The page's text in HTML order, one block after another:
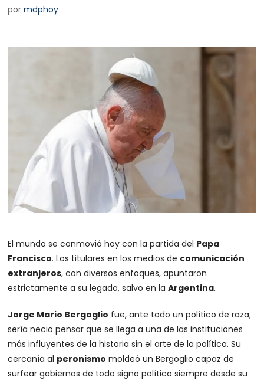
pormdphoy
El mundo se conmovió hoy con la partida del Papa
Francisco. Los titulares en los medios de comunicación
extranjeros, con diversos enfoques, apuntaron
estrictamente a su legado, salvo en laArgentina.
Jorge Mario Bergoglio fue, ante todo un político de raza;
sería necio pensar que se llega a una de las instituciones
más influyentes de la historia sin el arte de la política. Su
cercanía al peronismo moldeó un Bergoglio capaz de
surfear gobiernos de todo signo político siempre desde su